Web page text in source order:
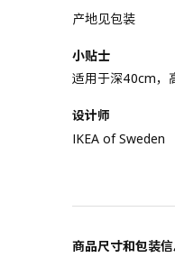
产地见包装
小贴士
适用于深40cm，
设计师
IKEA of Sweden
商品尺寸和包装